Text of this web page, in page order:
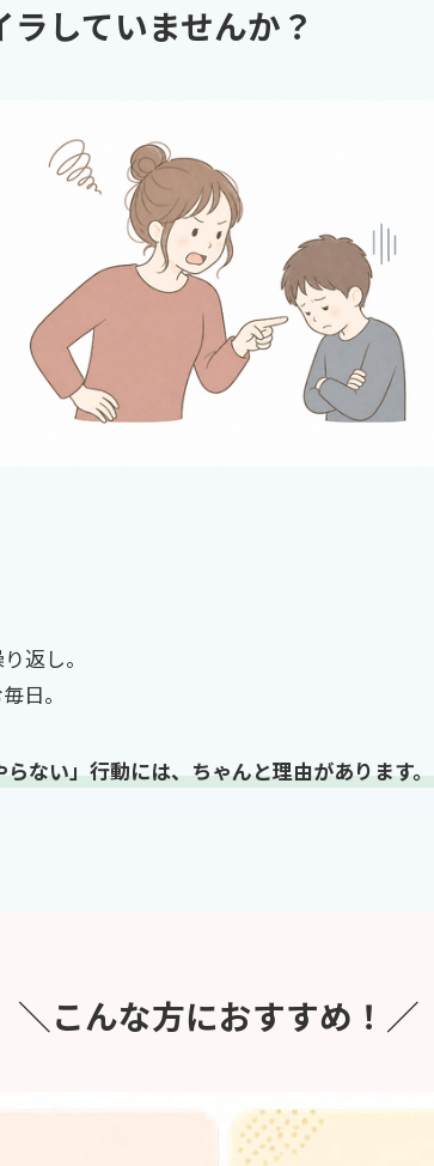
していませんか？
返し。
日。
ない」行動には、ちゃんと理由があります。
＼こんな方におすすめ！／